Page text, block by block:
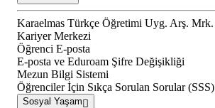
Karaelmas Türkçe Öğretimi Uyg. Arş. Mrk.
Kariyer Merkezi
Öğrenci E-posta
E-posta ve Eduroam Şifre Değişikliği
Mezun Bilgi Sistemi
Öğrenciler İçin Sıkça Sorulan Sorular (SSS)
Sosyal Yaşam